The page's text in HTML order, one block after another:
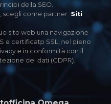
della SEO.
scegli come partner Siti
sito web una navigazione
e certificatp SSL, nel pieno
e in conformità con il
dei dati (GDPR).